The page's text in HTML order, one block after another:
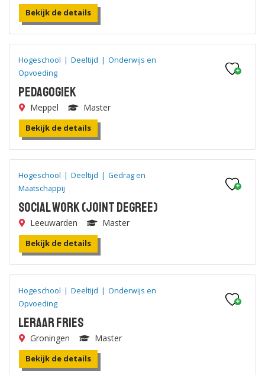
Bekijk de details
Hogeschool | Deeltijd | Onderwijs en
Opvoeding
Pedagogiek
Meppel Master
Bekijk de details
Hogeschool | Deeltijd | Gedrag en
Maatschappij
Social Work (joint degree)
Leeuwarden Master
Bekijk de details
Hogeschool | Deeltijd | Onderwijs en
Opvoeding
Leraar Fries
Groningen Master
Bekijk de details